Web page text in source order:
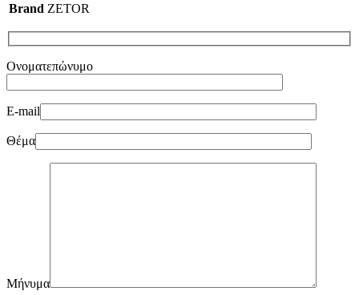
Brand ZETOR
Ονοματεπώνυμο
E-mail
Θέμα
Μήνυμα